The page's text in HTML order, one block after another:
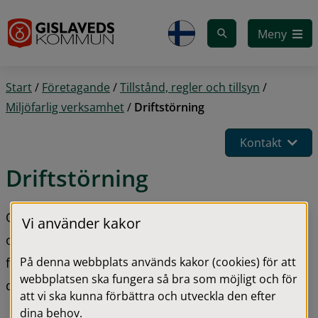
Meny
Start/ Företagande /Tillstånd, regler och tillsyn /
Miljöfarlig verksamhet/ Driftstörning
Kontakt
Driftstörning
Om det har skett en driftstörning, avvikelse eller
olycka på din verksamhet som kan innebära risk
för hälsa eller miljön, så ska du genast rapportera
det till kommunen.
Vi använder kakor
På denna webbplats används kakor (cookies) för att
webbplatsen ska fungera så bra som möjligt och för
att vi ska kunna förbättra och utveckla den efter
dina behov.